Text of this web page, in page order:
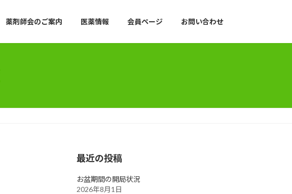
薬剤師会のご案内 医薬情報 会員ページ お問い合わせ
最近の投稿
お盆期間の開局状況
2026年8月1日